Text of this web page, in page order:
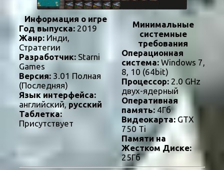
Информация о игре
Год выпуска: 2019
Жанр: Инди,
Стратегии
Разработчик: Starni
Games
Версия: 3.01 Полная
(Последняя)
Язык интерфейса:
английский, русский
Таблетка:
Присутствует
Минимальные
системные
требования
Операционная
система:Windows 7,
8, 10 (64bit)
Процессор:2.0 GHz
двух-ядерный
Оперативная
память:4Гб
Видеокарта:GTX
750 Ti
Памяти на
Жестком Диске:
25Гб